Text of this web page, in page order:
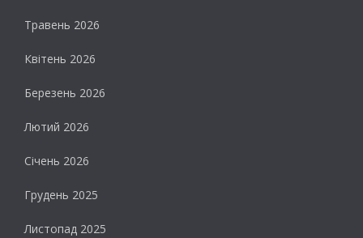
Травень 2026
Квітень 2026
Березень 2026
Лютий 2026
Січень 2026
Грудень 2025
Листопад 2025